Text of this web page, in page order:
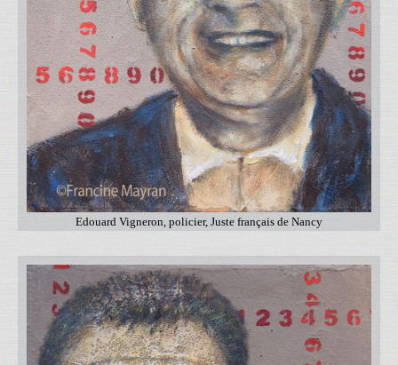
Edouard Vigneron, policier, Juste français de Nancy